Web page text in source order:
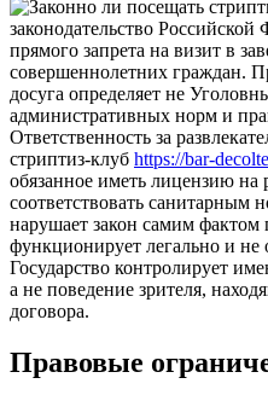
законодательство
прямого запрета на визит в
совершеннолетних граждан.
досуга определяет не
административных норм и
Ответственность за
стриптиз-клуб https://bar-
обязанное иметь лицензию на
соответствовать санитарным
нарушает закон самим фактом
функционирует легально и не
Государство контролирует
а не поведение зрителя,
договора.
Правовые